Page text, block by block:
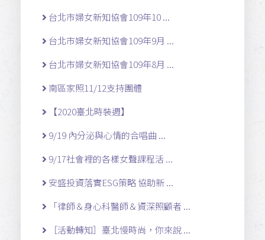
台北市婦女新知協會109年10 ...
台北市婦女新知協會109年9月 ...
台北市婦女新知協會109年8月 ...
南區家照11/12支持團體
【2020臺北時裝週】
9/19 內分泌與心情的合唱曲 ...
9/17社會裡的各樣女聲課程活 ...
安盛投資落實ESG策略 協助新 ...
「律師＆身心科醫師＆資深照顧者 ...
［活動轉知］臺北慢時尚，你來說 ...